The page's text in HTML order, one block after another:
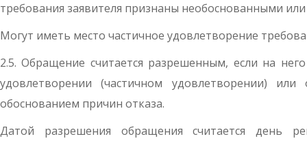
требования заявителя признаны необоснованными
Могут иметь место частичное удовлетворение
2.5. Обращение считается разрешенным, если на
удовлетворении (частичном удовлетворении)
обоснованием причин отказа.
Датой разрешения обращения считается день